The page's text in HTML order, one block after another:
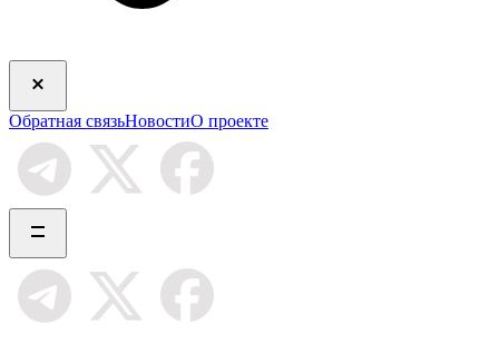
Обратная связьНовостиО проекте